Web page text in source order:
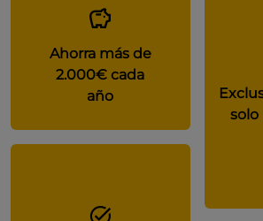
Ahorra más de
2.000€ cada
año
solo